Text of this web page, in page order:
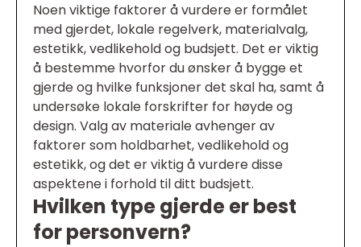
Noen viktige faktorer å vurdere er formålet
med gjerdet, lokale regelverk, materialvalg,
estetikk, vedlikehold og budsjett. Det er viktig
å bestemme hvorfor du ønsker å bygge et
gjerde og hvilke funksjoner det skal ha, samt å
undersøke lokale forskrifter for høyde og
design. Valg av materiale avhenger av
faktorer som holdbarhet, vedlikehold og
estetikk, og det er viktig å vurdere disse
aspektene i forhold til ditt budsjett.
Hvilken type gjerde er best
for personvern?